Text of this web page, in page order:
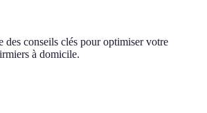
des conseils clés pour optimiser votre
à domicile.